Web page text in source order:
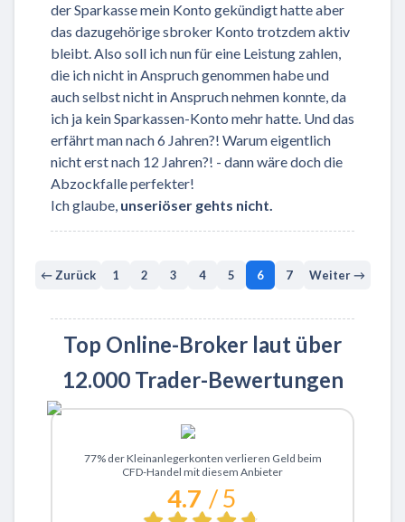
der Sparkasse mein Konto gekündigt hatte aber
das dazugehörige sbroker Konto trotzdem aktiv
bleibt. Also soll ich nun für eine Leistung zahlen,
die ich nicht in Anspruch genommen habe und
auch selbst nicht in Anspruch nehmen konnte, da
ich ja kein Sparkassen-Konto mehr hatte. Und das
erfährt man nach 6 Jahren?! Warum eigentlich
nicht erst nach 12 Jahren?! - dann wäre doch die
Abzockfalle perfekter!
Ich glaube, unseriöser gehts nicht.
← Zurück 1 2 3 4 5 6 7 Weiter →
Top Online-Broker laut über
12.000 Trader-Bewertungen
Zu XTB
77% der Kleinanlegerkonten verlieren Geld beim
CFD-Handel mit diesem Anbieter
4.7 / 5